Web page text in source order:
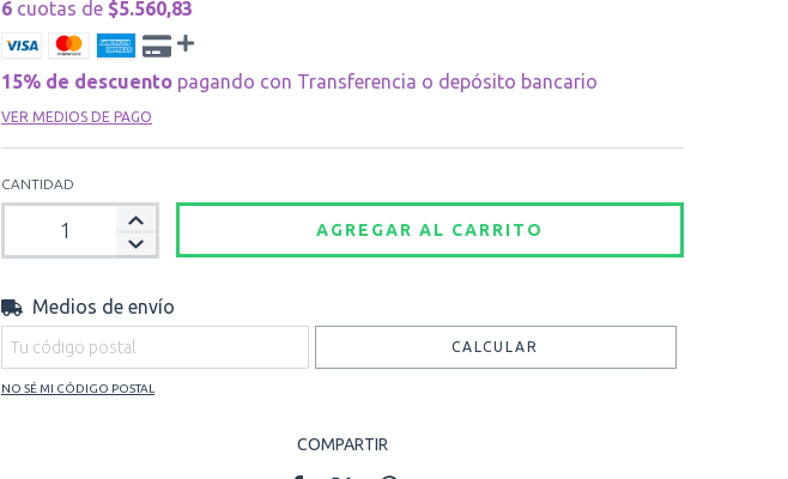
6 cuotas de $5.560,83
15% de descuento pagando con Transferencia o depósito bancario
VER MEDIOS DE PAGO
CANTIDAD
Entregas para el CP:
Medios de envío
CALCULAR
NO SÉ MI CÓDIGO POSTAL
COMPARTIR